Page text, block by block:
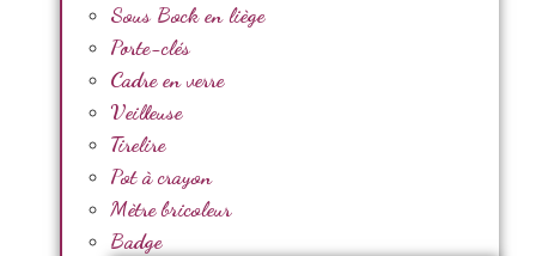
Sous Bock en liège
Porte-clés
Cadre en verre
Veilleuse
Tirelire
Pot à crayon
Mètre bricoleur
Badge